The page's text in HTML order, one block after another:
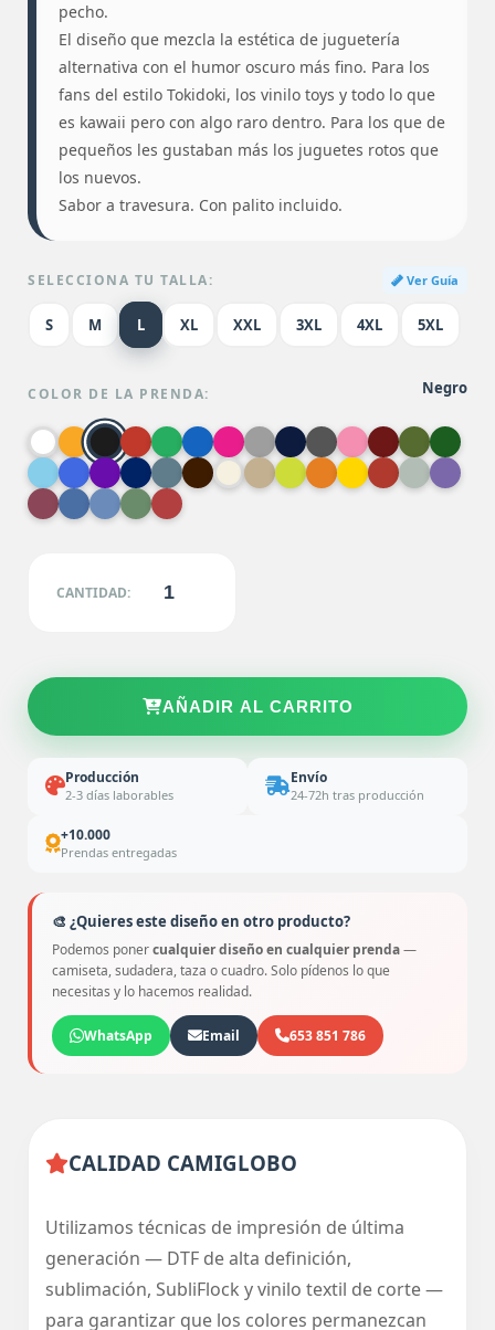
pecho.
El diseño que mezcla la estética de juguetería
alternativa con el humor oscuro más fino. Para los
fans del estilo Tokidoki, los vinilo toys y todo lo que
es kawaii pero con algo raro dentro. Para los que de
pequeños les gustaban más los juguetes rotos que
los nuevos.
Sabor a travesura. Con palito incluido.
SELECCIONA TU TALLA: Ver Guía
S M L XL XXL 3XL 4XL 5XL
COLOR DE LA PRENDA: Negro
CANTIDAD:
AÑADIR AL CARRITO
Producción
2-3 días laborables
Envío
24-72h tras producción
+10.000
Prendas entregadas
🎨 ¿Quieres este diseño en otro producto?
Podemos ponercualquier diseño en cualquier prenda—
camiseta, sudadera, taza o cuadro. Solo pídenos lo que
necesitas y lo hacemos realidad.
WhatsApp Email 653 851 786
CALIDAD CAMIGLOBO
Utilizamos técnicas de impresión de última
generación — DTF de alta definición,
sublimación, SubliFlock y vinilo textil de corte —
para garantizar que los colores permanezcan